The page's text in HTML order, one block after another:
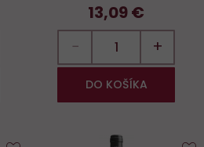
13,09 €
− +
DO KOŠÍKA